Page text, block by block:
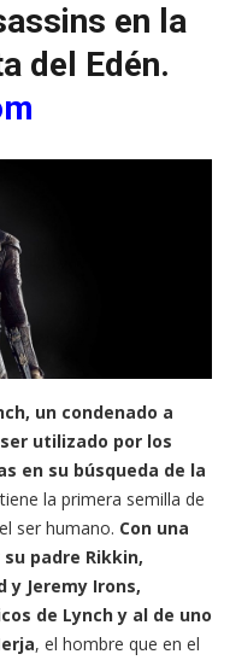
en la
del Edén.
un condenado a
utilizado por los
en su búsqueda de la
la primera semilla de
ser humano. Con una
padre Rikkin,
Jeremy Irons,
de Lynch y al de uno
, el hombre que en el